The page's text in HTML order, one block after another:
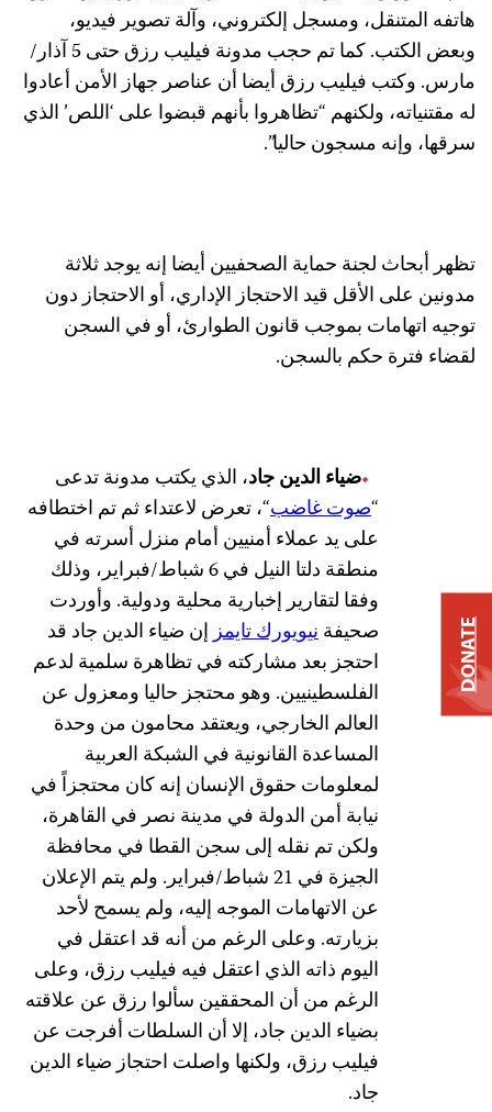
هاتفه المتنقل، ومسجل إلكتروني، وآلة تصوير فيديو،
وبعض الكتب. كما تم حجب مدونة فيليب رزق حتى 5 آذار/
مارس. وكتب فيليب رزق أيضا أن عناصر جهاز الأمن أعادوا
له مقتنياته، ولكنهم “تظاهروا بأنهم قبضوا على ‘اللص’ الذي
سرقها، وإنه مسجون حاليا”.
تظهر أبحاث لجنة حماية الصحفيين أيضا إنه يوجد ثلاثة
مدونين على الأقل قيد الاحتجاز الإداري، أو الاحتجاز دون
توجيه اتهامات بموجب قانون الطوارئ، أو في السجن
لقضاء فترة حكم بالسجن.
ضياء الدين جاد، الذي يكتب مدونة تدعى
“صوت غاضب“، تعرض لاعتداء ثم تم اختطافه
على يد عملاء أمنيين أمام منزل أسرته في
منطقة دلتا النيل في 6 شباط/فبراير، وذلك
وفقا لتقارير إخبارية محلية ودولية. وأوردت
صحيفةنيويورك تايمزإن ضياء الدين جاد قد
احتجز بعد مشاركته في تظاهرة سلمية لدعم
الفلسطينيين. وهو محتجز حاليا ومعزول عن
العالم الخارجي، ويعتقد محامون من وحدة
المساعدة القانونية في الشبكة العربية
لمعلومات حقوق الإنسان إنه كان محتجزاً في
نيابة أمن الدولة في مدينة نصر في القاهرة،
ولكن تم نقله إلى سجن القطا في محافظة
الجيزة في 21 شباط/فبراير. ولم يتم الإعلان
عن الاتهامات الموجه إليه، ولم يسمح لأحد
بزيارته. وعلى الرغم من أنه قد اعتقل في
اليوم ذاته الذي اعتقل فيه فيليب رزق، وعلى
الرغم من أن المحققين سألوا رزق عن علاقته
بضياء الدين جاد، إلا أن السلطات أفرجت عن
فيليب رزق، ولكنها واصلت احتجاز ضياء الدين
جاد.
DONATE